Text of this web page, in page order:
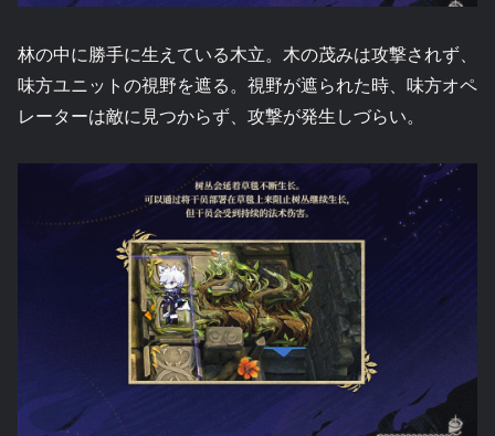
林の中に勝手に生えている木立。木の茂みは攻撃されず、
味方ユニットの視野を遮る。視野が遮られた時、味方オペ
レーターは敵に見つからず、攻撃が発生しづらい。